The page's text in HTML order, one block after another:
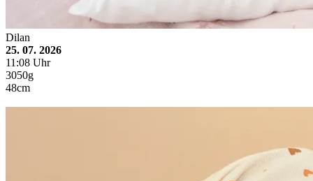
Dilan
25. 07. 2026
11:08 Uhr
3050g
48cm